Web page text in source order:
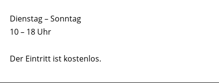
Dienstag – Sonntag
10 – 18 Uhr
Der Eintritt ist kostenlos.